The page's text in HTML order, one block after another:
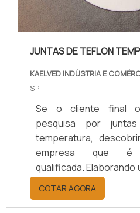
JUNTAS DE TEFLON
KAELVED INDÚSTRIA E
SP
Se o cliente final
pesquisa por
temperatura,
empresa que é
qualificada. Elaborando
por meio da
descobrindo a melhor
COTAR AGORA